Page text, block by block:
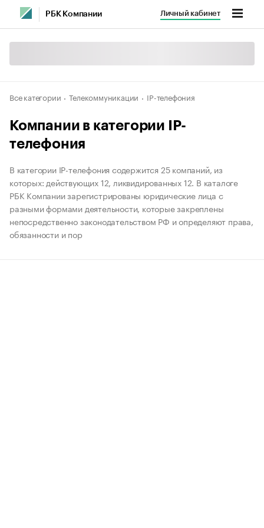
РБК Компании Личный кабинет
Все категории Телекоммуникации IP-телефония
Компании в категории IP-
телефония
В категории IP-телефония содержится 25 компаний, из
которых: действующих 12, ликвидированных 12. В каталоге
РБК Компании зарегистрированы юридические лица с
разными формами деятельности, которые закреплены
непосредственно законодательством РФ и определяют права,
обязанности и пор